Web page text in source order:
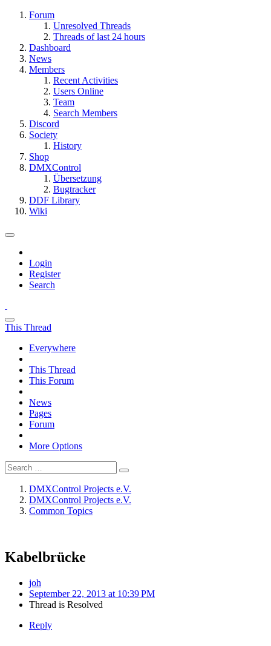
Forum
Unresolved Threads
Threads of last 24 hours
Dashboard
News
Members
Recent Activities
Users Online
Team
Search Members
Discord
Society
History
Shop
DMXControl
Übersetzung
Bugtracker
DDF Library
Wiki
Login
Register
Search
This Thread
Everywhere
This Thread
This Forum
News
Pages
Forum
More Options
DMXControl Projects e.V.
DMXControl Projects e.V.
Common Topics
Kabelbrücke
joh
September 22, 2013 at 10:39 PM
Thread is Resolved
Reply